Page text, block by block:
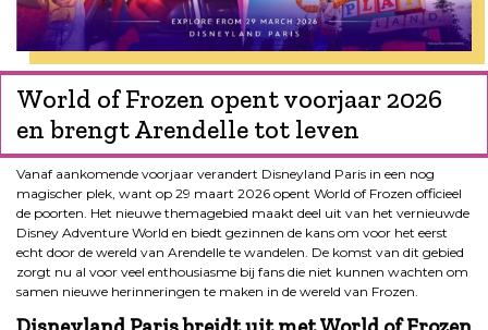
World of Frozen opent voorjaar 2026
en brengt Arendelle tot leven
Vanaf aankomende voorjaar verandert Disneyland Paris in een nog
magischer plek, want op 29 maart 2026 opent World of Frozen officieel
de poorten. Het nieuwe themagebied maakt deel uit van het vernieuwde
Disney Adventure World en biedt gezinnen de kans om voor het eerst
echt door de wereld van Arendelle te wandelen. De komst van dit gebied
zorgt nu al voor veel enthousiasme bij fans die niet kunnen wachten om
samen nieuwe herinneringen te maken in de wereld van Frozen.